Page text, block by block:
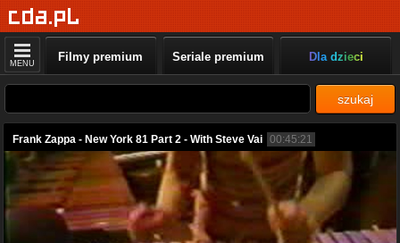
MENU Filmy premium Seriale premium Dla dzieci
szukaj
Frank Zappa - New York 81 Part 2 - With Steve Vai 00:45:21